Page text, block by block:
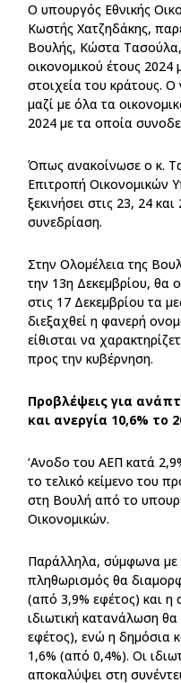
Ο υπουργός Εθνικής
Κωστής Χατζηδάκης,
Βουλής, Κώστα Τασούλα,
οικονομικού έτους 2024
στοιχεία του κράτους.
μαζί με όλα τα
2024 με τα οποία
Όπως ανακοίνωσε ο κ.
Επιτροπή Οικονομικών
ξεκινήσει στις 23, 24
συνεδρίαση.
Στην Ολομέλεια της
την 13η Δεκεμβρίου, θα
στις 17 Δεκεμβρίου τα
διεξαχθεί η φανερή
είθισται να
προς την κυβέρνηση.
Προβλέψεις για
και ανεργία 10,6% το
‘Ανοδο του ΑΕΠ κατά
το τελικό κείμενο του
στη Βουλή από το
Οικονομικών.
Παράλληλα, σύμφωνα με
πληθωρισμός θα
(από 3,9% εφέτος) και η
ιδιωτική κατανάλωση
εφέτος), ενώ η δημόσια
1,6% (από 0,4%). Οι
αποκαλύψει στη